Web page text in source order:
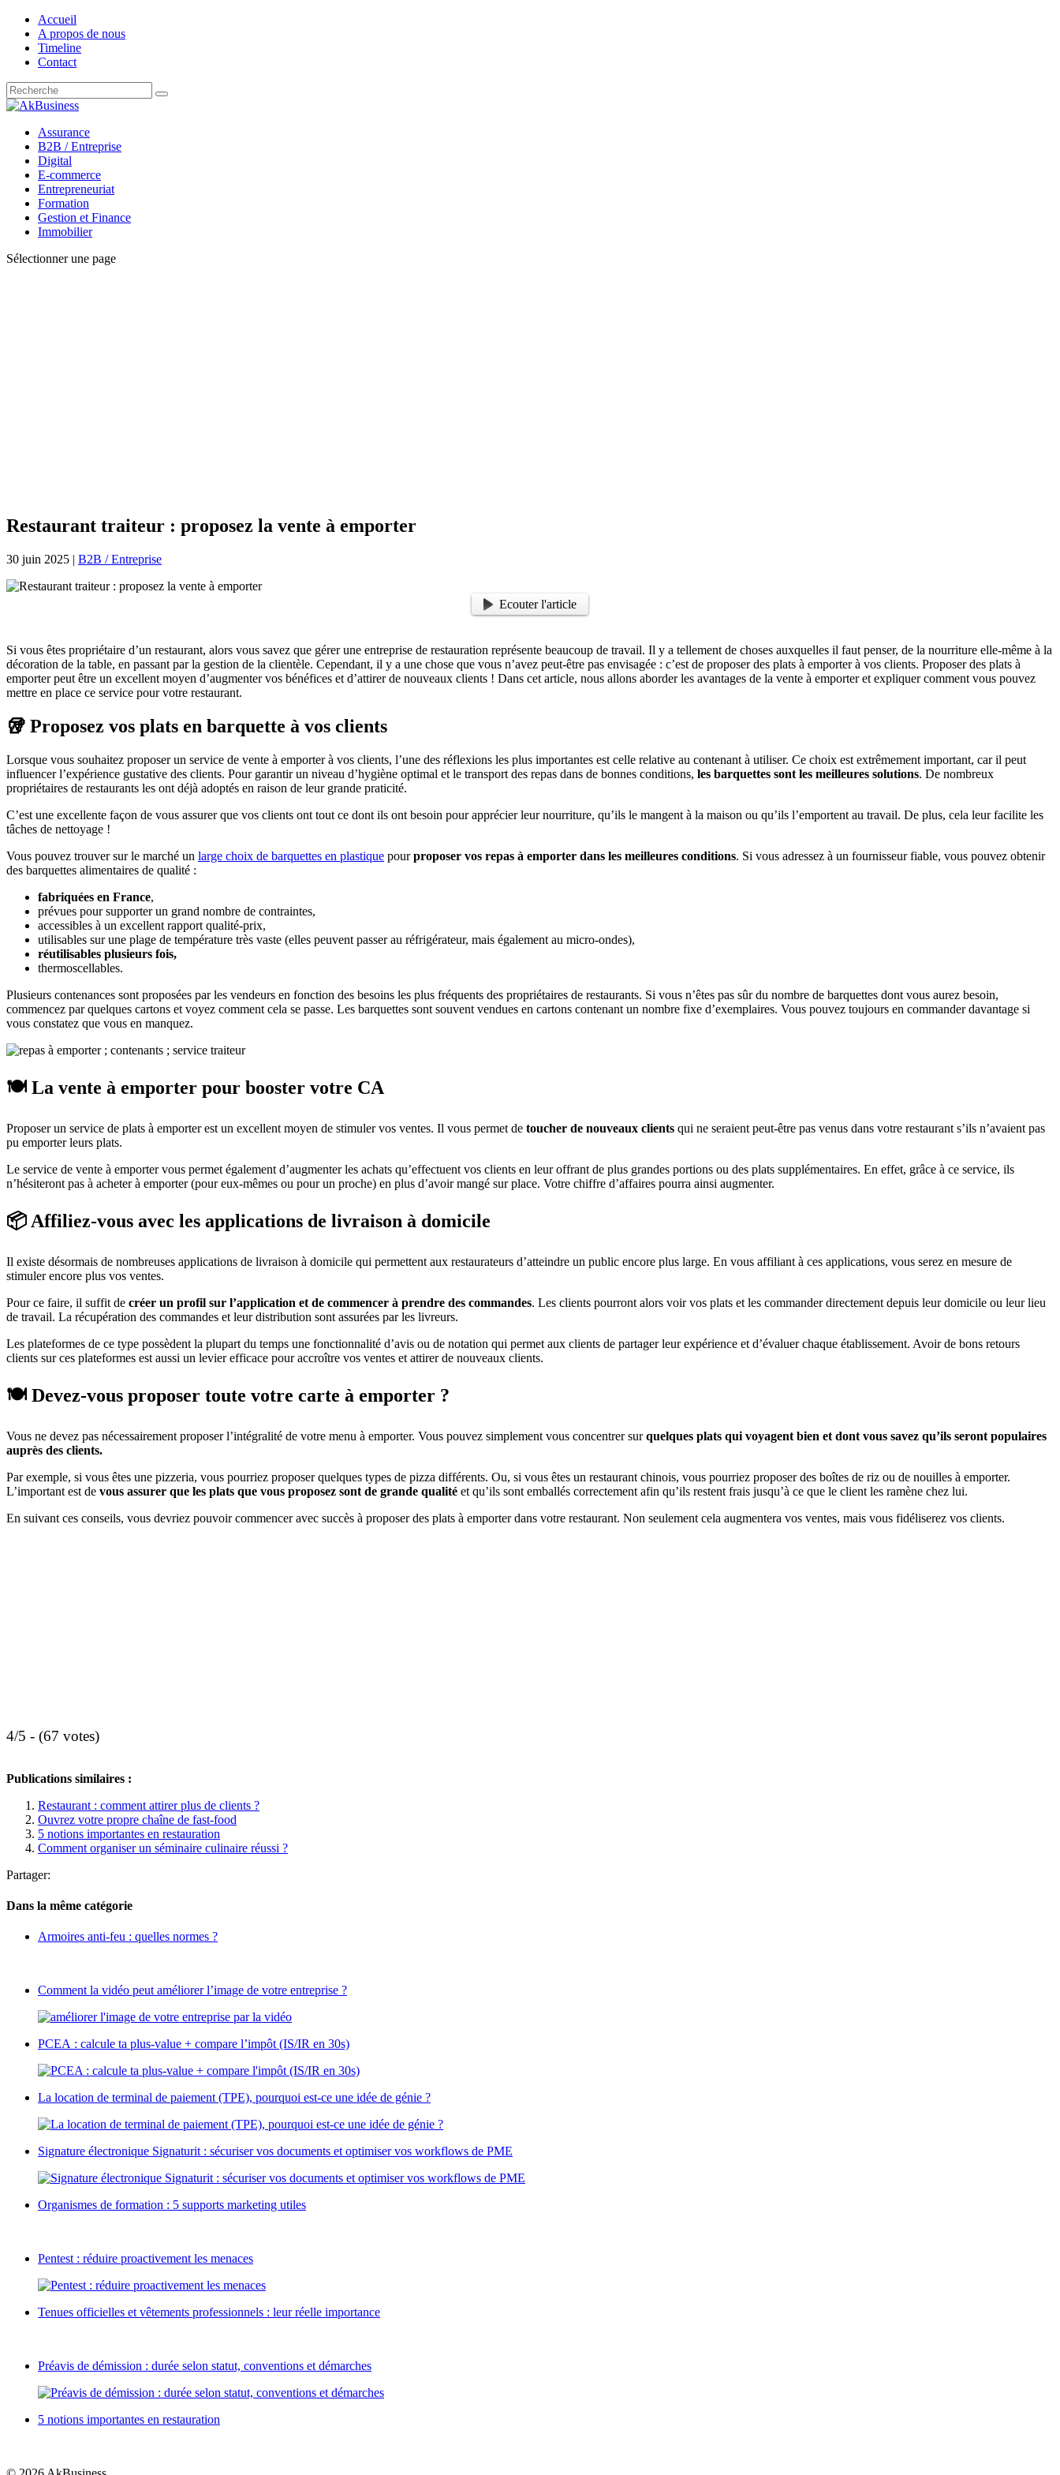
Accueil
A propos de nous
Timeline
Contact
Assurance
B2B / Entreprise
Digital
E-commerce
Entrepreneuriat
Formation
Gestion et Finance
Immobilier
Sélectionner une page
Restaurant traiteur : proposez la vente à emporter
30 juin 2025 | B2B / Entreprise
Ecouter l'article
Si vous êtes propriétaire d’un restaurant, alors vous savez que gérer une entreprise de restauration représente beaucoup de travail. Il y a tellement de choses auxquelles il faut penser, de la nourriture elle-même à la
décoration de la table, en passant par la gestion de la clientèle. Cependant, il y a une chose que vous n’avez peut-être pas envisagée : c’est de proposer des plats à emporter à vos clients. Proposer des plats à
emporter peut être un excellent moyen d’augmenter vos bénéfices et d’attirer de nouveaux clients ! Dans cet article, nous allons aborder les avantages de la vente à emporter et expliquer comment vous pouvez
mettre en place ce service pour votre restaurant.
🥡 Proposez vos plats en barquette à vos clients
Lorsque vous souhaitez proposer un service de vente à emporter à vos clients, l’une des réflexions les plus importantes est celle relative au contenant à utiliser. Ce choix est extrêmement important, car il peut
influencer l’expérience gustative des clients. Pour garantir un niveau d’hygiène optimal et le transport des repas dans de bonnes conditions, les barquettes sont les meilleures solutions. De nombreux
propriétaires de restaurants les ont déjà adoptés en raison de leur grande praticité.
C’est une excellente façon de vous assurer que vos clients ont tout ce dont ils ont besoin pour apprécier leur nourriture, qu’ils le mangent à la maison ou qu’ils l’emportent au travail. De plus, cela leur facilite les
tâches de nettoyage !
Vous pouvez trouver sur le marché un large choix de barquettes en plastique pourproposer vos repas à emporter dans les meilleures conditions. Si vous adressez à un fournisseur fiable, vous pouvez obtenir
des barquettes alimentaires de qualité :
fabriquées en France,
prévues pour supporter un grand nombre de contraintes,
accessibles à un excellent rapport qualité-prix,
utilisables sur une plage de température très vaste (elles peuvent passer au réfrigérateur, mais également au micro-ondes),
réutilisables plusieurs fois,
thermoscellables.
Plusieurs contenances sont proposées par les vendeurs en fonction des besoins les plus fréquents des propriétaires de restaurants. Si vous n’êtes pas sûr du nombre de barquettes dont vous aurez besoin,
commencez par quelques cartons et voyez comment cela se passe. Les barquettes sont souvent vendues en cartons contenant un nombre fixe d’exemplaires. Vous pouvez toujours en commander davantage si
vous constatez que vous en manquez.
🍽️ La vente à emporter pour booster votre CA
Proposer un service de plats à emporter est un excellent moyen de stimuler vos ventes. Il vous permet de toucher de nouveaux clients qui ne seraient peut-être pas venus dans votre restaurant s’ils n’avaient pas
pu emporter leurs plats.
Le service de vente à emporter vous permet également d’augmenter les achats qu’effectuent vos clients en leur offrant de plus grandes portions ou des plats supplémentaires. En effet, grâce à ce service, ils
n’hésiteront pas à acheter à emporter (pour eux-mêmes ou pour un proche) en plus d’avoir mangé sur place. Votre chiffre d’affaires pourra ainsi augmenter.
📦 Affiliez-vous avec les applications de livraison à domicile
Il existe désormais de nombreuses applications de livraison à domicile qui permettent aux restaurateurs d’atteindre un public encore plus large. En vous affiliant à ces applications, vous serez en mesure de
stimuler encore plus vos ventes.
Pour ce faire, il suffit de créer un profil sur l’application et de commencer à prendre des commandes. Les clients pourront alors voir vos plats et les commander directement depuis leur domicile ou leur lieu
de travail. La récupération des commandes et leur distribution sont assurées par les livreurs.
Les plateformes de ce type possèdent la plupart du temps une fonctionnalité d’avis ou de notation qui permet aux clients de partager leur expérience et d’évaluer chaque établissement. Avoir de bons retours
clients sur ces plateformes est aussi un levier efficace pour accroître vos ventes et attirer de nouveaux clients.
🍽️ Devez-vous proposer toute votre carte à emporter ?
Vous ne devez pas nécessairement proposer l’intégralité de votre menu à emporter. Vous pouvez simplement vous concentrer surquelques plats qui voyagent bien et dont vous savez qu’ils seront populaires
auprès des clients.
Par exemple, si vous êtes une pizzeria, vous pourriez proposer quelques types de pizza différents. Ou, si vous êtes un restaurant chinois, vous pourriez proposer des boîtes de riz ou de nouilles à emporter.
L’important est de vous assurer que les plats que vous proposez sont de grande qualité et qu’ils sont emballés correctement afin qu’ils restent frais jusqu’à ce que le client les ramène chez lui.
En suivant ces conseils, vous devriez pouvoir commencer avec succès à proposer des plats à emporter dans votre restaurant. Non seulement cela augmentera vos ventes, mais vous fidéliserez vos clients.
4/5 - (67 votes)
Publications similaires :
Restaurant : comment attirer plus de clients ?
Ouvrez votre propre chaîne de fast-food
5 notions importantes en restauration
Comment organiser un séminaire culinaire réussi ?
Partager:
Dans la même catégorie
Armoires anti-feu : quelles normes ?
Comment la vidéo peut améliorer l’image de votre entreprise ?
PCEA : calcule ta plus-value + compare l’impôt (IS/IR en 30s)
La location de terminal de paiement (TPE), pourquoi est-ce une idée de génie ?
Signature électronique Signaturit : sécuriser vos documents et optimiser vos workflows de PME
Organismes de formation : 5 supports marketing utiles
Pentest : réduire proactivement les menaces
Tenues officielles et vêtements professionnels : leur réelle importance
Préavis de démission : durée selon statut, conventions et démarches
5 notions importantes en restauration